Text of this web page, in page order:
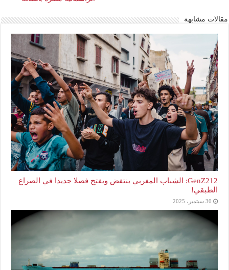
مقالات مشابهة
GenZ212: الشباب المغربي ينتفض ويفتح فصلا جديدا في الصراع
الطبقي!
30 سبتمبر، 2025